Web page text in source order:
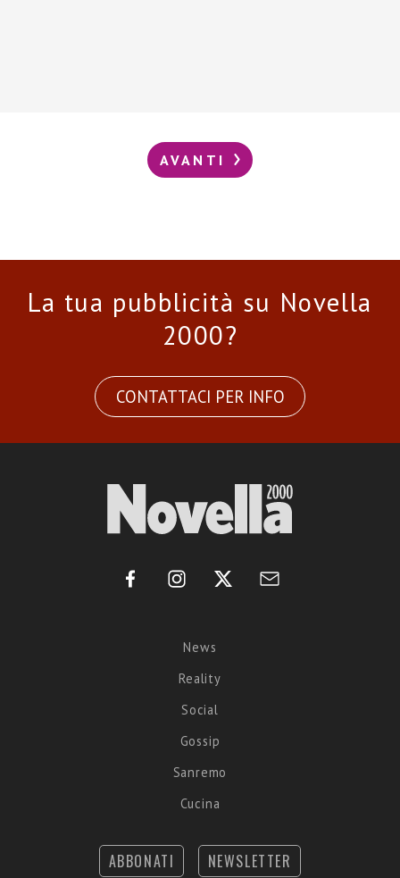
AVANTI
La tua pubblicità su Novella
2000?
CONTATTACI PER INFO
News
Reality
Social
Gossip
Sanremo
Cucina
ABBONATI NEWSLETTER